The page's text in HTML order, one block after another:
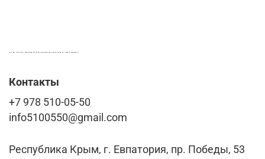
Контакты
+7 978 510-05-50
info5100550@gmail.com
Республика Крым, г. Евпатория, пр. Победы, 53